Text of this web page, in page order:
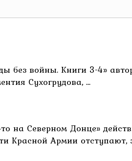
без войны. Книги 3-4»
Сухогрудова, ...
на Северном Донце»
Красной Армии отступают,